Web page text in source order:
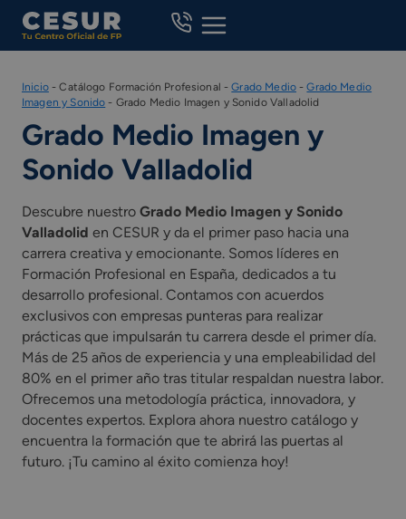
Skip
content
Inicio-Catálogo Formación Profesional -Grado Medio-Grado Medio
Imagen y Sonido - Grado Medio Imagen y Sonido Valladolid
Grado Medio Imagen y
Sonido Valladolid
Descubre nuestro Grado Medio Imagen y Sonido
Valladolid en CESUR y da el primer paso hacia una
carrera creativa y emocionante. Somos líderes en
Formación Profesional en España, dedicados a tu
desarrollo profesional. Contamos con acuerdos
exclusivos con empresas punteras para realizar
prácticas que impulsarán tu carrera desde el primer día.
Más de 25 años de experiencia y una empleabilidad del
80% en el primer año tras titular respaldan nuestra labor.
Ofrecemos una metodología práctica, innovadora, y
docentes expertos. Explora ahora nuestro catálogo y
encuentra la formación que te abrirá las puertas al
futuro. ¡Tu camino al éxito comienza hoy!